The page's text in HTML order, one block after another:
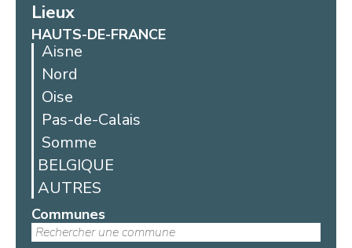
Lieux
HAUTS-DE-FRANCE
Aisne
Nord
Oise
Pas-de-Calais
Somme
BELGIQUE
AUTRES
Communes